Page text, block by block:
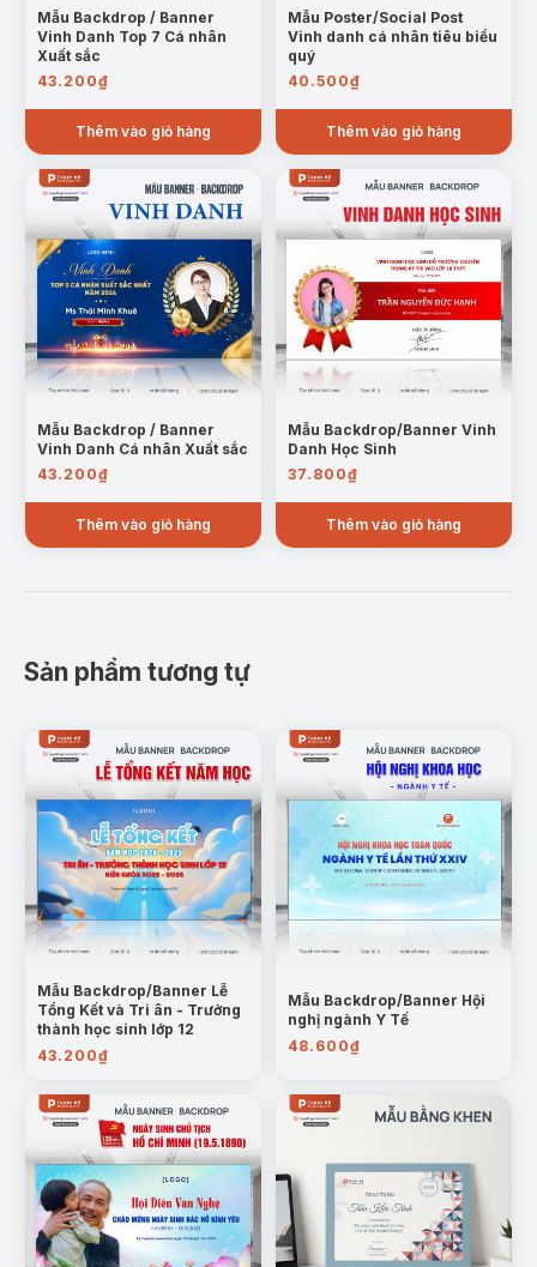
Mẫu Backdrop / Banner
Vinh Danh Top 7 Cá nhân
Xuất sắc
43.200₫
Thêm vào giỏ hàng
Mẫu Poster/Social Post
Vinh danh cá nhân tiêu biểu
quý
40.500₫
Thêm vào giỏ hàng
Mẫu Backdrop / Banner
Vinh Danh Cá nhân Xuất sắc
43.200₫
Thêm vào giỏ hàng
Mẫu Backdrop/Banner Vinh
Danh Học Sinh
37.800₫
Thêm vào giỏ hàng
Sản phẩm tương tự
Mẫu Backdrop/Banner Lễ
Tổng Kết và Tri ân - Trưởng
thành học sinh lớp 12
43.200₫
Mẫu Backdrop/Banner Hội
nghị ngành Y Tế
48.600₫